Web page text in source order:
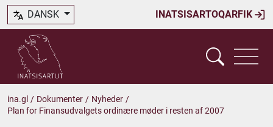
INATSISARTOQARFIK
DANSK
ina.gl / Dokumenter / Nyheder /
Plan for Finansudvalgets ordinære møder i resten af 2007